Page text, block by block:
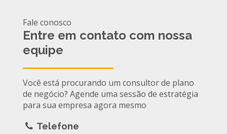
Fale conosco
Entre em contato com nossa
equipe
Você está procurando um consultor de plano
de negócio? Agende uma sessão de estratégia
para sua empresa agora mesmo
Telefone